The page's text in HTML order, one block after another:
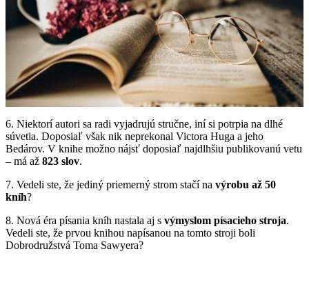
6. Niektorí autori sa radi vyjadrujú stručne, iní si potrpia na dlhé
súvetia. Doposiaľ však nik neprekonal Victora Huga a jeho
Bedárov. V knihe možno nájsť doposiaľ najdlhšiu publikovanú vetu
– má až 823 slov.
7. Vedeli ste, že jediný priemerný strom stačí na výrobu až 50
kníh?
8. Nová éra písania kníh nastala aj s výmyslom písacieho stroja.
Vedeli ste, že prvou knihou napísanou na tomto stroji boli
Dobrodružstvá Toma Sawyera?